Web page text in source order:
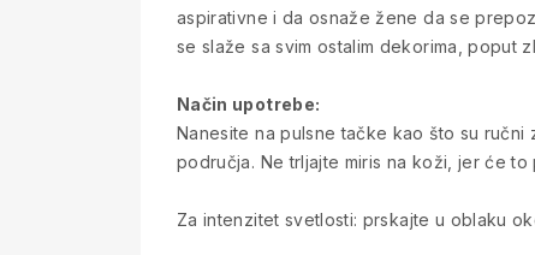
aspirativne i da osnaže žene da se
se slaže sa svim ostalim dekorima, poput
Način upotrebe:
Nanesite na pulsne tačke kao što su
područja. Ne trljajte miris na koži, jer će
Za intenzitet svetlosti: prskajte u oblaku